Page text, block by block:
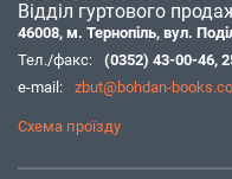
Відділ гуртового
46008, м. Тернопіль, вул.
Тел./факс:
(0352) 43-00-46,
e-mail:
zbut@bohdan-
Схема проїзду